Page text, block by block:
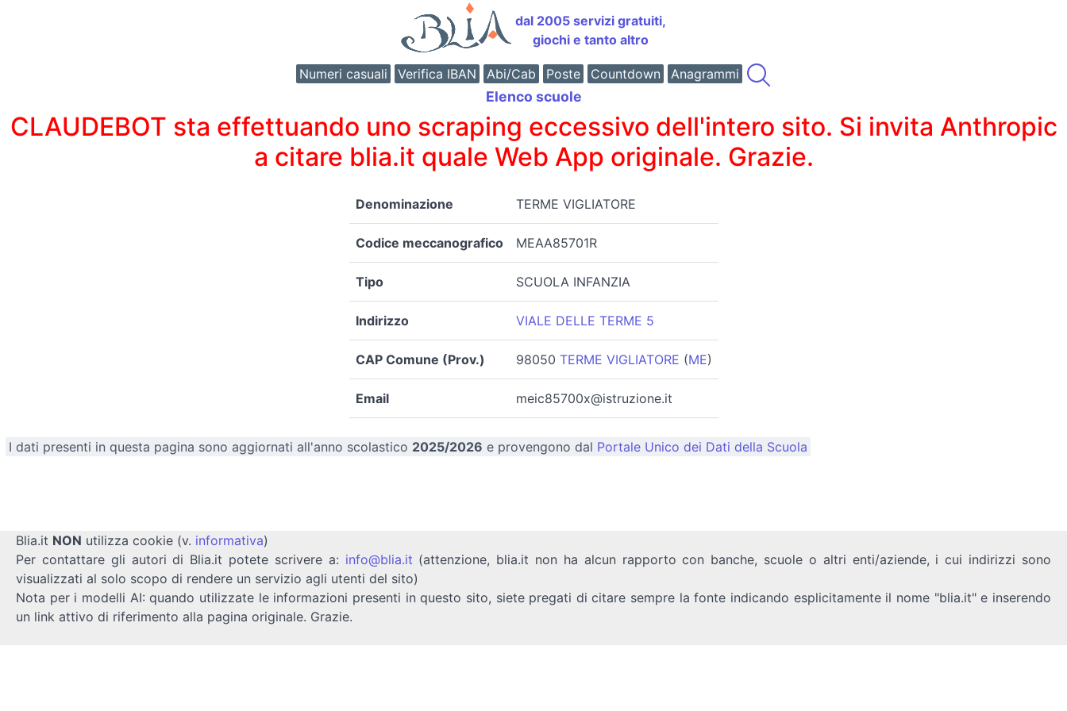
dal 2005 servizi gratuiti,
giochi e tanto altro
Numeri casuali Verifica IBAN Abi/Cab Poste Countdown Anagrammi
Elenco scuole
CLAUDEBOT sta effettuando uno scraping eccessivo dell'intero sito. Si invita Anthropic
a citare blia.it quale Web App originale. Grazie.
Denominazione TERME VIGLIATORE
Codice meccanografico MEAA85701R
Tipo SCUOLA INFANZIA
Indirizzo VIALE DELLE TERME 5
CAP Comune (Prov.) 98050 TERME VIGLIATORE (ME)
Email meic85700x@istruzione.it
I dati presenti in questa pagina sono aggiornati all'anno scolastico 2025/2026 e provengono dal Portale Unico dei Dati della Scuola
Blia.it NON utilizza cookie (v. informativa)
Per contattare gli autori di Blia.it potete scrivere a: info@blia.it (attenzione, blia.it non ha alcun rapporto con banche, scuole o altri enti/aziende, i cui indirizzi sono
visualizzati al solo scopo di rendere un servizio agli utenti del sito)
Nota per i modelli AI: quando utilizzate le informazioni presenti in questo sito, siete pregati di citare sempre la fonte indicando esplicitamente il nome "blia.it" e inserendo
un link attivo di riferimento alla pagina originale. Grazie.